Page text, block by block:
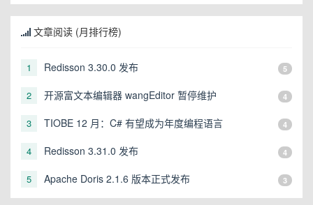
文章阅读 (月排行榜)
1 Redisson 3.30.0 发布 5
2 开源富文本编辑器 wangEditor 暂停维护 4
3 TIOBE 12 月：C# 有望成为年度编程语言 4
4 Redisson 3.31.0 发布 4
5 Apache Doris 2.1.6 版本正式发布 3